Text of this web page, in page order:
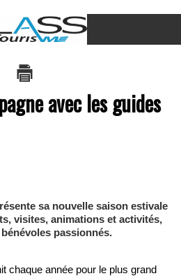
avec les guides
sa nouvelle saison estivale
visites, animations et activités,
passionnés.